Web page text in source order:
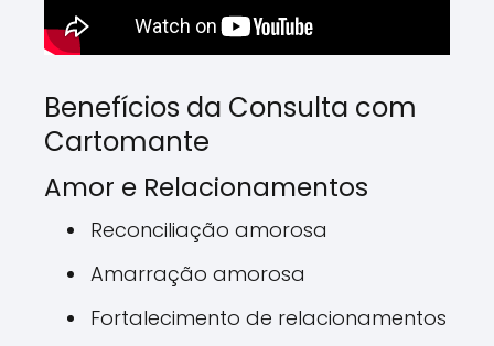
Benefícios da Consulta com
Cartomante
Amor e Relacionamentos
Reconciliação amorosa
Amarração amorosa
Fortalecimento de relacionamentos